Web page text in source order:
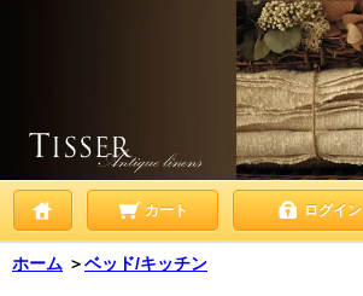
カート ログイン
ホーム ＞ベッド/キッチン